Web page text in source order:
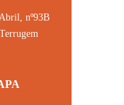
nº93B